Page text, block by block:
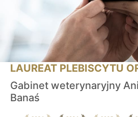
LAUREAT PLEBISCYTU
Gabinet weterynaryjny
Banaś